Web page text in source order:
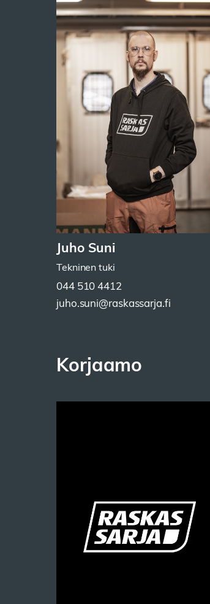
Juho Suni
Tekninen tuki
044 510 4412
juho.suni@raskassarja.fi
Korjaamo